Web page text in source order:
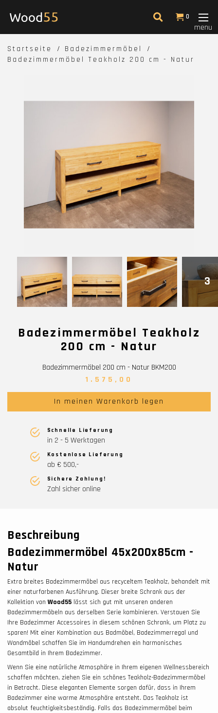
0
menu
Startseite
Badezimmermöbel
Badezimmermöbel Teakholz 200 cm - Natur
3
Badezimmermöbel Teakholz
200 cm - Natur
Badezimmermöbel 200 cm - Natur BKM200
1.575,00
In meinen Warenkorb legen
Schnelle Lieferung
in 2 - 5 Werktagen
Kostenlose Lieferung
ab € 500,-
Sichere Zahlung!
Zahl sicher online
Beschreibung
Badezimmermöbel 45x200x85cm -
Natur
Extra breites Badezimmermöbel aus recyceltem Teakholz, behandelt mit
einer naturfarbenen Ausführung. Dieser breite Schrank aus der
Kollektion von Wood55 lässt sich gut mit unseren anderen
Badezimmermöbeln aus derselben Serie kombinieren. Verstauen Sie
Ihre Badezimmer Accessoires in diesem schönen Schrank, um Platz zu
sparen! Mit einer Kombination aus Badmöbel, Badezimmerregal und
Wandmöbel schaffen Sie im Handumdrehen ein harmonisches
Gesamtbild in Ihrem Badezimmer.
Wenn Sie eine natürliche Atmosphäre in Ihrem eigenen Wellnessbereich
schaffen möchten, ziehen Sie ein schönes Teakholz-Badezimmermöbel
in Betracht. Diese eleganten Elemente sorgen dafür, dass in Ihrem
Badezimmer eine warme Atmosphäre entsteht. Das Teakholz ist
absolut feuchtigkeitsbeständig. Falls das Badezimmermöbel beim